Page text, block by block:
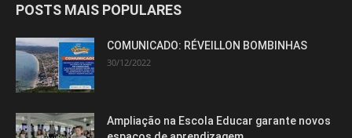
POSTS MAIS POPULARES
COMUNICADO: RÉVEILLON BOMBINHAS
30/12/2022
Ampliação na Escola Educar garante novos